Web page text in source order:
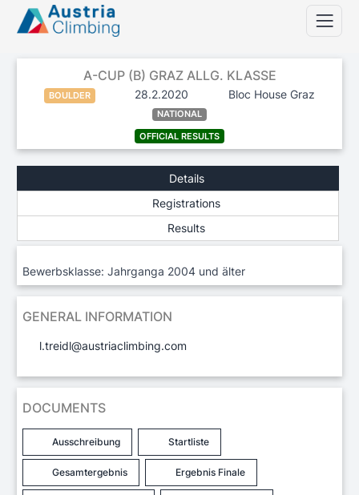
A-CUP (B) GRAZ ALLG. KLASSE
BOULDER 28.2.2020 Bloc House Graz
NATIONAL
OFFICIAL RESULTS
Details
Registrations
Results
Bewerbsklasse: Jahrganga 2004 und älter
GENERAL INFORMATION
l.treidl@austriaclimbing.com
DOCUMENTS
Ausschreibung Startliste
Gesamtergebnis Ergebnis Finale